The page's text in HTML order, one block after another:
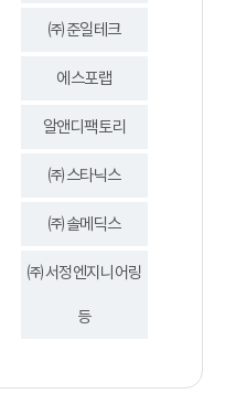
㈜준일테크
에스포랩
알앤디팩토리
㈜스타닉스
㈜솔메딕스
㈜서정엔지니어링
등